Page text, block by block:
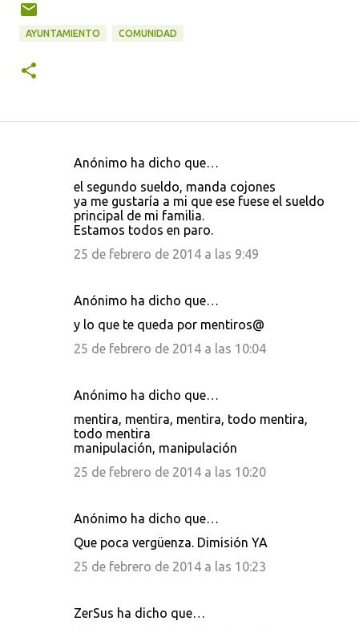
AYUNTAMIENTO COMUNIDAD
Anónimo ha dicho que…
el segundo sueldo, manda cojones
ya me gustaría a mi que ese fuese el sueldo
principal de mi familia.
Estamos todos en paro.
25 de febrero de 2014 a las 9:49
Anónimo ha dicho que…
y lo que te queda por mentiros@
25 de febrero de 2014 a las 10:04
Anónimo ha dicho que…
mentira, mentira, mentira, todo mentira,
todo mentira
manipulación, manipulación
25 de febrero de 2014 a las 10:20
Anónimo ha dicho que…
Que poca vergüenza. Dimisión YA
25 de febrero de 2014 a las 10:23
ZerSus ha dicho que…